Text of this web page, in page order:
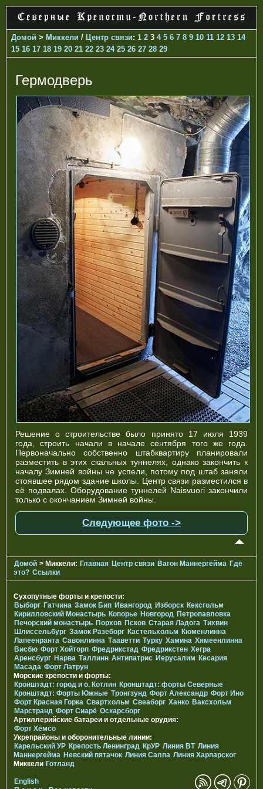
Домой > Миккели / Центр связи: 1 2 3 4 5 6 7 8 9 10 11 12 13 14
15 16 17 18 19 20 21 22 23 24 25 26 27 28 29
Гермодверь
Решение о строительстве было принято 17 июля 1939
года, строить начали в начале сентября того же года.
Первоначально собственно штабквартиру планировали
разместить в этих скальных туннелях, однако закончить к
началу Зимней войны не успели, потому под штаб заняли
стоявшее рядом здание школы. Центр связи разместился в
её подвалах. Оборудование туннелей Naisvuori закончили
только с окончанием Зимней войны.
Следующее фото ->
Домой > Миккели: Главная Центр связи Вагон Маннергейма Где
это? Ссылки
Сухопутные форты и крепости:
Выборг Гатчина Замок Бип Ивангород Изборск Кексгольм
Кирилловский Монастырь Копорье Новгород Петропавловка
Печорcкий монастырь Порхов Псков Старая Ладога Тихвин
Шлиссельбург Замок Разеборг Кастельхольм Кюменлинна
Лапеенранта Савонлинна Тааветти Турку Хамина Хямеенлинна
Висбю Форт Хойторп Фредрикстад Фредрикстен Хегра
Аренсбург Нарва Таллинн Антипатрис Иерусалим Кесария
Масада Форт Латрун
Морские крепости и форты:
Кронштадт: город и о. Котлин Кронштадт: форты Северные
Кронштадт: Форты Южные Тронгзунд Форт Александр Форт Ино
Форт Красная Горка Свартхольм Свеаборг Ханко Ваксхольм
Марстранд Форт Сиарё Оскарсборг
Артиллерийские батареи и отдельные орудия:
Форт Хёмсо
Укрепрайоны и оборонительные линии:
Карельский УР Крепость Ленинград КрУР Линия ВТ Линия
Маннергейма Невский пятачок Линия Салпа Линия Харпарског
Миккели Готланд
English